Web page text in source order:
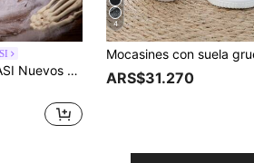
para mujeres, zapatillas con estampado de calabazas
4
ARS$31.270